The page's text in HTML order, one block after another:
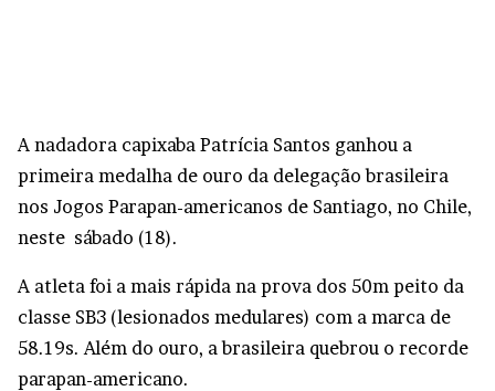
A nadadora capixaba Patrícia Santos ganhou a
primeira medalha de ouro da delegação brasileira
nos Jogos Parapan-americanos de Santiago, no Chile,
neste sábado (18).
A atleta foi a mais rápida na prova dos 50m peito da
classe SB3 (lesionados medulares) com a marca de
58.19s. Além do ouro, a brasileira quebrou o recorde
parapan-americano.